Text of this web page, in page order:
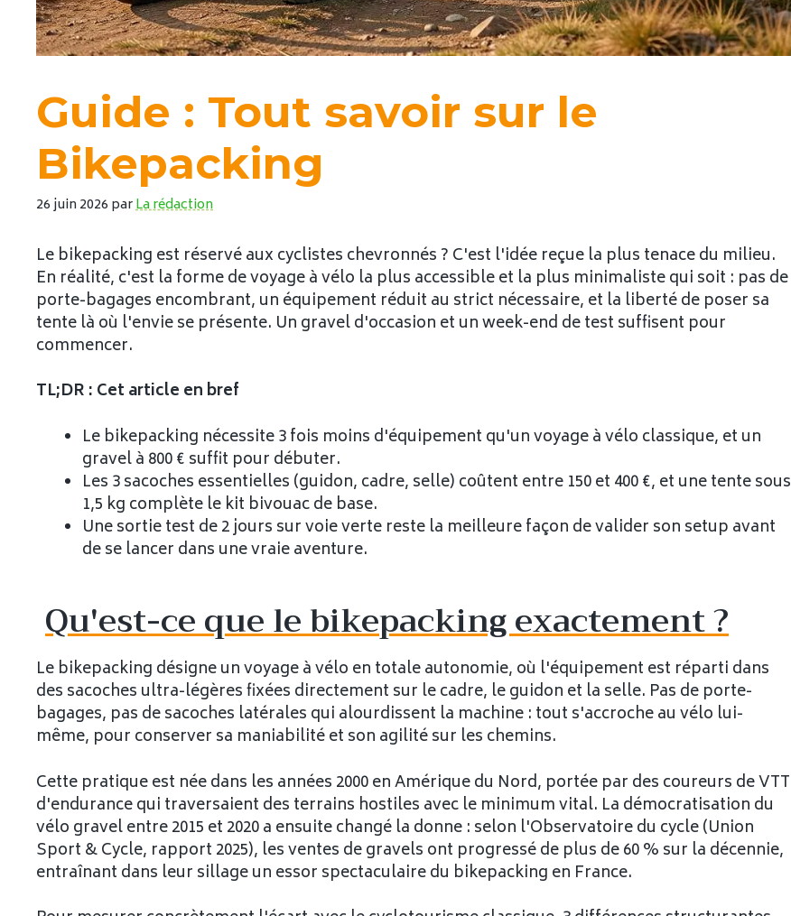
Guide : Tout savoir sur le
Bikepacking
26 juin 2026 parLa rédaction
Le bikepacking est réservé aux cyclistes chevronnés ? C'est l'idée reçue la plus tenace du milieu.
En réalité, c'est la forme de voyage à vélo la plus accessible et la plus minimaliste qui soit : pas de
porte-bagages encombrant, un équipement réduit au strict nécessaire, et la liberté de poser sa
tente là où l'envie se présente. Un gravel d'occasion et un week-end de test suffisent pour
commencer.
TL;DR : Cet article en bref
Le bikepacking nécessite 3 fois moins d'équipement qu'un voyage à vélo classique, et un
gravel à 800 € suffit pour débuter.
Les 3 sacoches essentielles (guidon, cadre, selle) coûtent entre 150 et 400 €, et une tente sous
1,5 kg complète le kit bivouac de base.
Une sortie test de 2 jours sur voie verte reste la meilleure façon de valider son setup avant
de se lancer dans une vraie aventure.
Qu'est-ce que le bikepacking exactement ?
Le bikepacking désigne un voyage à vélo en totale autonomie, où l'équipement est réparti dans
des sacoches ultra-légères fixées directement sur le cadre, le guidon et la selle. Pas de porte-
bagages, pas de sacoches latérales qui alourdissent la machine : tout s'accroche au vélo lui-
même, pour conserver sa maniabilité et son agilité sur les chemins.
Cette pratique est née dans les années 2000 en Amérique du Nord, portée par des coureurs de VTT
d'endurance qui traversaient des terrains hostiles avec le minimum vital. La démocratisation du
vélo gravel entre 2015 et 2020 a ensuite changé la donne : selon l'Observatoire du cycle (Union
Sport & Cycle, rapport 2025), les ventes de gravels ont progressé de plus de 60 % sur la décennie,
entraînant dans leur sillage un essor spectaculaire du bikepacking en France.